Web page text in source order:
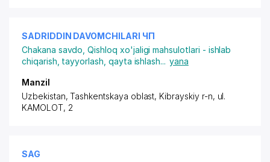
SADRIDDIN DAVOMCHILARI ЧП
Chakana savdo ,Qishloq xo'jaligi mahsulotlari - ishlab
chiqarish, tayyorlash, qayta ishlash... yana
Manzil
Uzbekistan, Tashkentskaya oblast, Kibrayskiy r-n, ul.
KAMOLOT, 2
SAG